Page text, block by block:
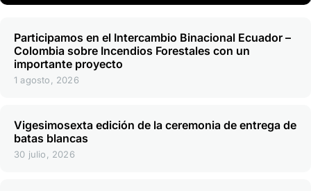
Participamos en el Intercambio Binacional Ecuador –
Colombia sobre Incendios Forestales con un
importante proyecto
1 agosto, 2026
Vigesimosexta edición de la ceremonia de entrega de
batas blancas
30 julio, 2026